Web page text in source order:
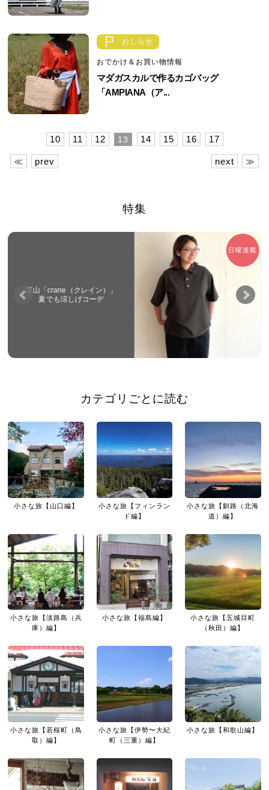
おしらせ
おでかけ＆お買い物情報
マダガスカルで作るカゴバッグ
「AMPIANA（ア...
≪ prev
10 11 12 13 14 15 16 17
next ≫
特集
日曜連載
富山「crane（クレイン）」
夏でも涼しげコーデ
カテゴリごとに読む
小さな旅【山口編】
小さな旅【フィンラン
ド編】
小さな旅【釧路（北海
道）編】
小さな旅【淡路島（兵
庫）編】
小さな旅【福島編】
小さな旅【五城目町
（秋田）編】
小さな旅【若桜町（鳥
取）編】
小さな旅【伊勢〜大紀
町（三重）編】
小さな旅【和歌山編】